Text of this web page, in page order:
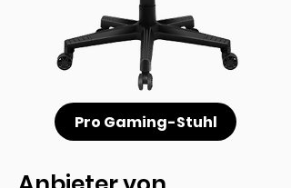
Pro Gaming-Stuhl